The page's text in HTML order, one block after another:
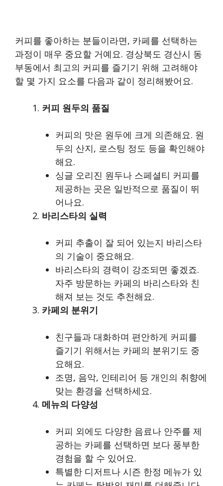
커피를 좋아하는 분들이라면, 카페를 선택하는
과정이 매우 중요할 거예요. 경상북도 경산시 동
부동에서 최고의 커피를 즐기기 위해 고려해야
할 몇 가지 요소를 다음과 같이 정리해봤어요.
커피 원두의 품질
커피의 맛은 원두에 크게 의존해요. 원
두의 산지, 로스팅 정도 등을 확인해야
해요.
싱글 오리진 원두나 스페셜티 커피를
제공하는 곳은 일반적으로 품질이 뛰
어나요.
바리스타의 실력
커피 추출이 잘 되어 있는지 바리스타
의 기술이 중요해요.
바리스타의 경력이 강조되면 좋겠죠.
자주 방문하는 카페의 바리스타와 친
해져 보는 것도 추천해요.
카페의 분위기
친구들과 대화하며 편안하게 커피를
즐기기 위해서는 카페의 분위기도 중
요해요.
조명, 음악, 인테리어 등 개인의 취향에
맞는 환경을 선택하세요.
메뉴의 다양성
커피 외에도 다양한 음료나 안주를 제
공하는 카페를 선택하면 보다 풍부한
경험을 할 수 있어요.
특별한 디저트나 시즌 한정 메뉴가 있